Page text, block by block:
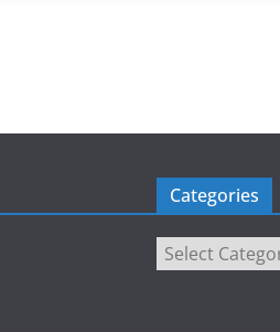
Categories
Categories